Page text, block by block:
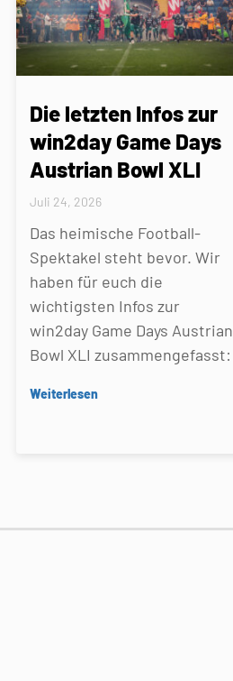
Die letzten Infos zur
win2day Game Days
Austrian Bowl XLI
Juli 24, 2026
Das heimische Football-
Spektakel steht bevor. Wir
haben für euch die
wichtigsten Infos zur
win2day Game Days Austrian
Bowl XLI zusammengefasst:
Weiterlesen